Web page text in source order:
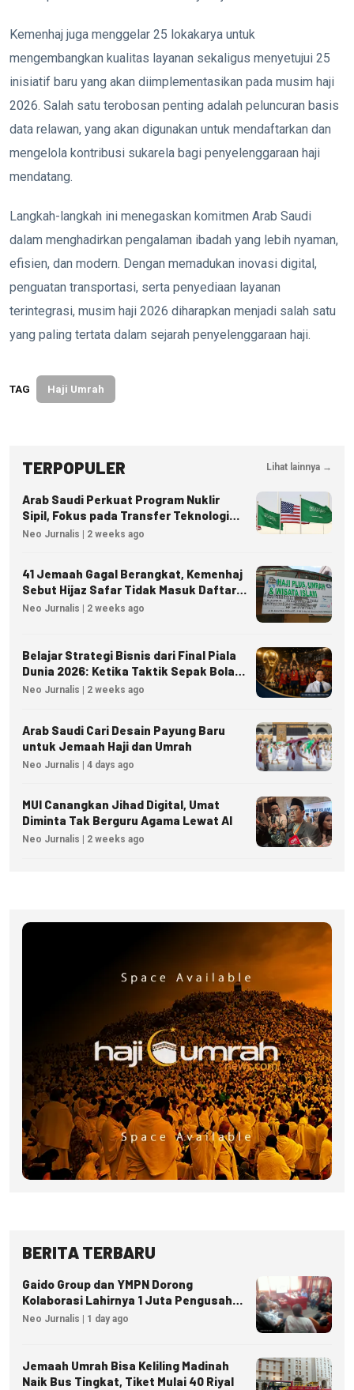
Kemenhaj juga menggelar 25 lokakarya untuk
mengembangkan kualitas layanan sekaligus menyetujui 25
inisiatif baru yang akan diimplementasikan pada musim haji
2026. Salah satu terobosan penting adalah peluncuran basis
data relawan, yang akan digunakan untuk mendaftarkan dan
mengelola kontribusi sukarela bagi penyelenggaraan haji
mendatang.
Langkah-langkah ini menegaskan komitmen Arab Saudi
dalam menghadirkan pengalaman ibadah yang lebih nyaman,
efisien, dan modern. Dengan memadukan inovasi digital,
penguatan transportasi, serta penyediaan layanan
terintegrasi, musim haji 2026 diharapkan menjadi salah satu
yang paling tertata dalam sejarah penyelenggaraan haji.
TAG Haji Umrah
TERPOPULER Lihat lainnya →
Arab Saudi Perkuat Program Nuklir
Sipil, Fokus pada Transfer Teknologi
dan Kedaulatan Energi
Neo Jurnalis | 2 weeks ago
41 Jemaah Gagal Berangkat, Kemenhaj
Sebut Hijaz Safar Tidak Masuk Daftar
Resmi PPIU
Neo Jurnalis | 2 weeks ago
Belajar Strategi Bisnis dari Final Piala
Dunia 2026: Ketika Taktik Sepak Bola
Menjadi Inspirasi Kesuksesan Bisnis
Neo Jurnalis | 2 weeks ago
Arab Saudi Cari Desain Payung Baru
untuk Jemaah Haji dan Umrah
Neo Jurnalis | 4 days ago
MUI Canangkan Jihad Digital, Umat
Diminta Tak Berguru Agama Lewat AI
Neo Jurnalis | 2 weeks ago
BERITA TERBARU
Gaido Group dan YMPN Dorong
Kolaborasi Lahirnya 1 Juta Pengusaha
Ekonomi Syariah
Neo Jurnalis | 1 day ago
Jemaah Umrah Bisa Keliling Madinah
Naik Bus Tingkat, Tiket Mulai 40 Riyal